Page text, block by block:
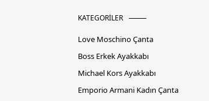
KATEGORİLER
Love Moschino Çanta
Boss Erkek Ayakkabı
Michael Kors Ayakkabı
Emporio Armani Kadın Çanta